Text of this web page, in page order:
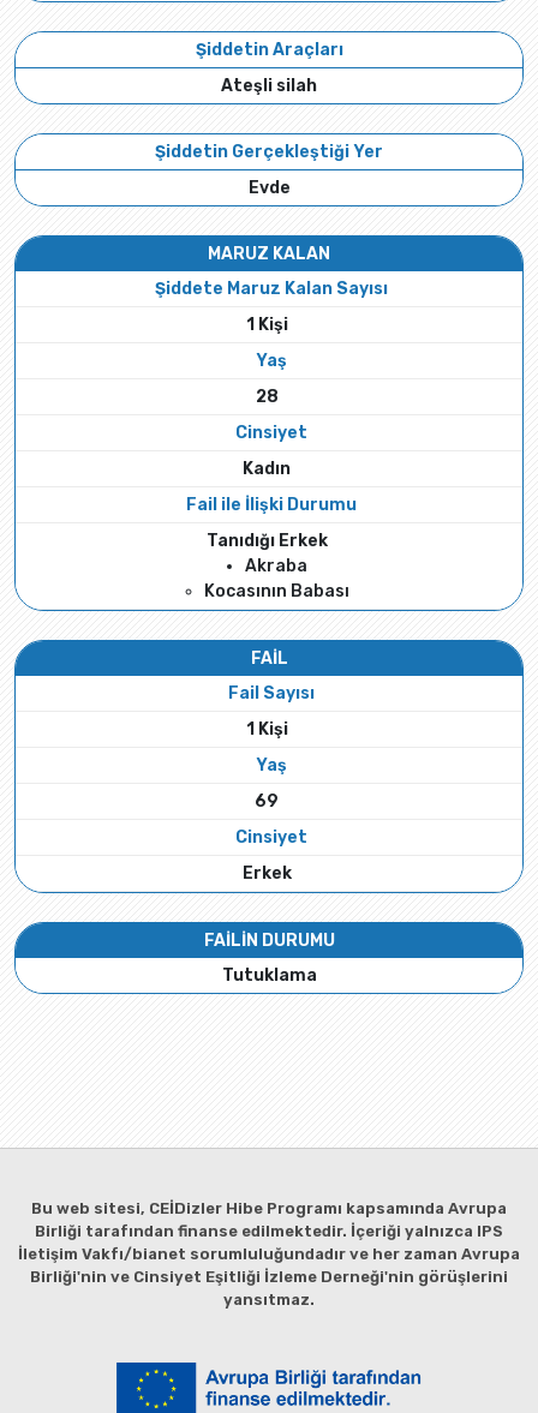
Şiddetin Araçları
Ateşli silah
Şiddetin Gerçekleştiği Yer
Evde
MARUZ KALAN
Şiddete Maruz Kalan Sayısı
1 Kişi
Yaş
28
Cinsiyet
Kadın
Fail ile İlişki Durumu
Tanıdığı Erkek
Akraba
Kocasının Babası
FAİL
Fail Sayısı
1 Kişi
Yaş
69
Cinsiyet
Erkek
FAİLİN DURUMU
Tutuklama
Bu web sitesi, CEİDizler Hibe Programı kapsamında Avrupa
Birliği tarafından finanse edilmektedir. İçeriği yalnızca IPS
İletişim Vakfı/bianet sorumluluğundadır ve her zaman Avrupa
Birliği'nin ve Cinsiyet Eşitliği İzleme Derneği'nin görüşlerini
yansıtmaz.